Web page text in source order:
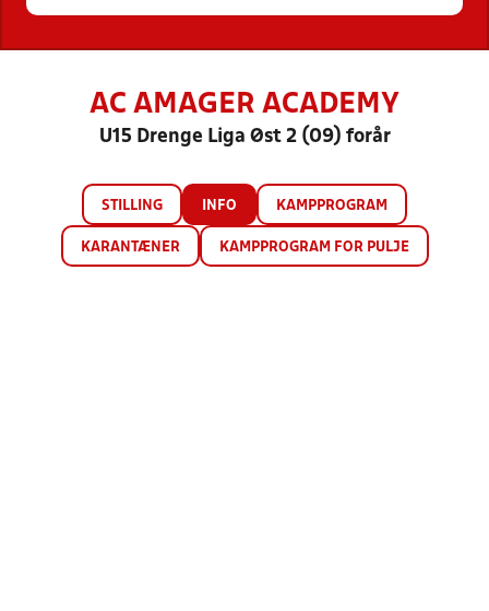
AC AMAGER ACADEMY
U15 Drenge Liga Øst 2 (09) forår
STILLING INFO KAMPPROGRAM
KARANTÆNER KAMPPROGRAM FOR PULJE